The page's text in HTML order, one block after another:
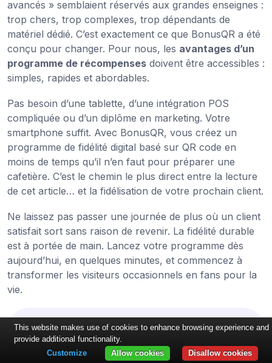
avancés » semblaient réservés aux grandes enseignes :
trop chers, trop complexes, trop dépendants de
matériel dédié. C’est exactement ce que BonusQR a été
conçu pour changer. Pour nous, les avantages d’un
programme de récompenses doivent être accessibles :
simples, rapides et abordables.
Pas besoin d’une tablette, d’une intégration POS
compliquée ou d’un diplôme en marketing. Votre
smartphone suffit. Avec BonusQR, vous créez un
programme de fidélité digital basé sur QR code en
moins de temps qu’il n’en faut pour préparer une
cafetière. C’est le chemin le plus direct entre la lecture
de cet article… et la fidélisation de votre prochain client.
Ne laissez pas passer une journée de plus où un client
satisfait sort sans raison de revenir. La fidélité durable
est à portée de main. Lancez votre programme dès
aujourd’hui, en quelques minutes, et commencez à
transformer les visiteurs occasionnels en fans pour la
vie.
This website makes use of cookies to enhance browsing experience and
provide additional functionality.
Disallow cookies
Allow cookies
Customize